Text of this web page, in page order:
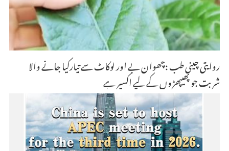
روایتی چینی طب :چھوان بے اور لوکاٹ سے تیارکیا جانے والا
شربت جو پھیپھڑوں کے لیے اکسیر ہے